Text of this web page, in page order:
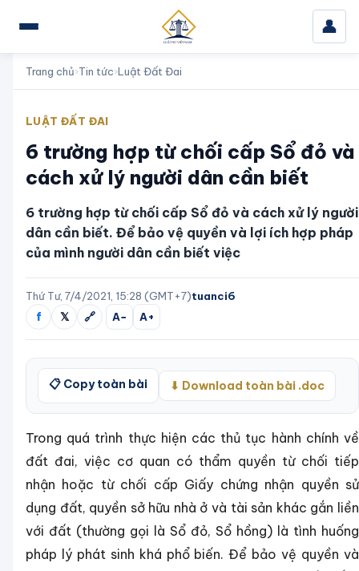
👤
Trang chủ›Tin tức›Luật Đất Đai
LUẬT ĐẤT ĐAI
6 trường hợp từ chối cấp Sổ đỏ và
cách xử lý người dân cần biết
6 trường hợp từ chối cấp Sổ đỏ và cách xử lý người
dân cần biết. Để bảo vệ quyền và lợi ích hợp pháp
của mình người dân cần biết việc
Thứ Tư, 7/4/2021, 15:28 (GMT+7)tuanci6
f 𝕏 🔗 A− A+
📋 Copy toàn bài ⬇ Download toàn bài .doc
Trong quá trình thực hiện các thủ tục hành chính về
đất đai, việc cơ quan có thẩm quyền từ chối tiếp
nhận hoặc từ chối cấp Giấy chứng nhận quyền sử
dụng đất, quyền sở hữu nhà ở và tài sản khác gắn liền
với đất (thường gọi là Sổ đỏ, Sổ hồng) là tình huống
pháp lý phát sinh khá phổ biến. Để bảo vệ quyền và